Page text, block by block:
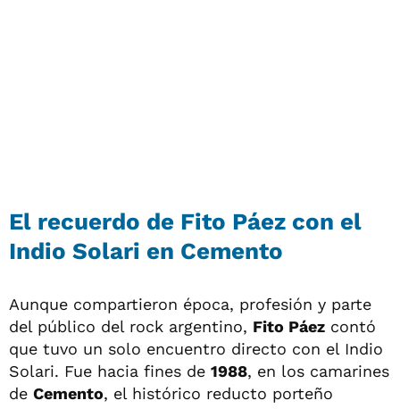
El recuerdo de Fito Páez con el
Indio Solari en Cemento
Aunque compartieron época, profesión y parte
del público del rock argentino, Fito Páez contó
que tuvo un solo encuentro directo con el Indio
Solari. Fue hacia fines de 1988, en los camarines
de Cemento, el histórico reducto porteño